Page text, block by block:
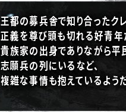
王都の募兵舎で知り合ったク
正義を尊び頭も切れる好青年
貴族家の出身でありながら平
志願兵の列にいるなど、
複雑な事情も抱えているよう